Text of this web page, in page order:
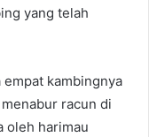
yang telah
empat kambingnya
racun di
oleh harimau